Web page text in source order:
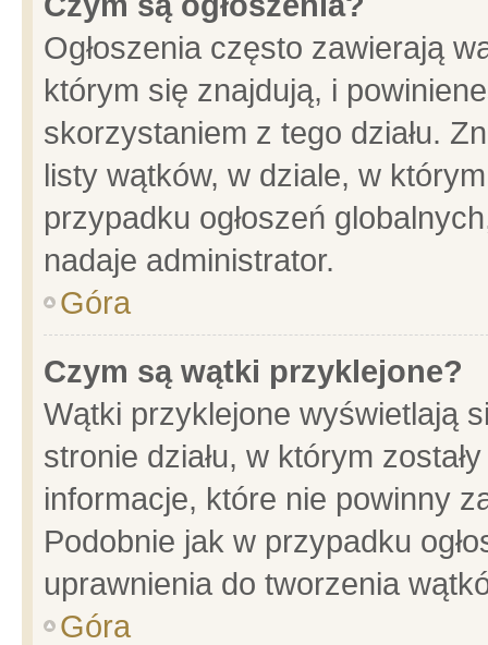
Ogłoszenia często zawierają
którym się znajdują, i
skorzystaniem z tego działu.
listy wątków, w dziale, w
przypadku ogłoszeń
nadaje administrator.
Góra
Czym są wątki przyklejone?
Wątki przyklejone wyświetlają
stronie działu, w którym
informacje, które nie powinny
Podobnie jak w przypadku
uprawnienia do tworzenia
Góra